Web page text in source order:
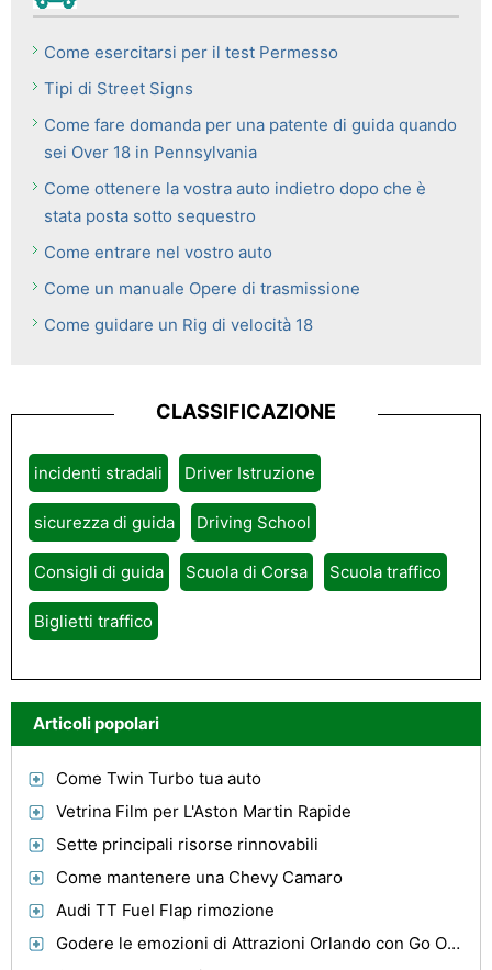
Come esercitarsi per il test Permesso
Tipi di Street Signs
Come fare domanda per una patente di guida quando
sei Over 18 in Pennsylvania
Come ottenere la vostra auto indietro dopo che è
stata posta sotto sequestro
Come entrare nel vostro auto
Come un manuale Opere di trasmissione
Come guidare un Rig di velocità 18
CLASSIFICAZIONE
incidenti stradali Driver Istruzione
sicurezza di guida Driving School
Consigli di guida Scuola di Corsa Scuola traffico
Biglietti traffico
Articoli popolari
Come Twin Turbo tua auto
Vetrina Film per L'Aston Martin Rapide
Sette principali risorse rinnovabili
Come mantenere una Chevy Camaro
Audi TT Fuel Flap rimozione
Godere le emozioni di Attrazioni Orlando con Go Orlando Carte & Disney Base Biglietti